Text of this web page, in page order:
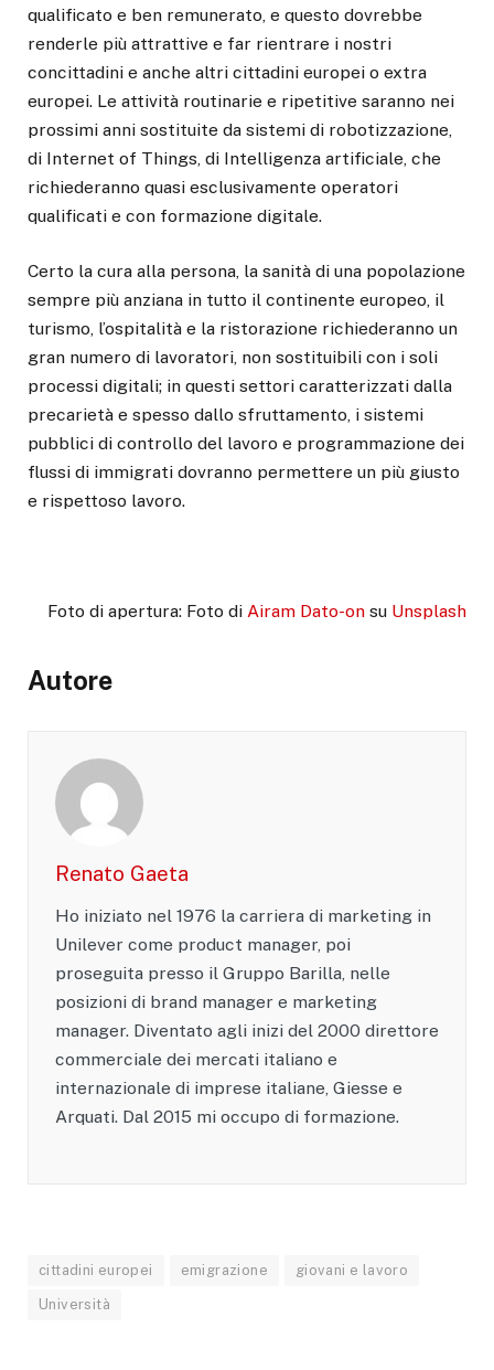
qualificato e ben remunerato, e questo dovrebbe
renderle più attrattive e far rientrare i nostri
concittadini e anche altri cittadini europei o extra
europei. Le attività routinarie e ripetitive saranno nei
prossimi anni sostituite da sistemi di robotizzazione,
di Internet of Things, di Intelligenza artificiale, che
richiederanno quasi esclusivamente operatori
qualificati e con formazione digitale.
Certo la cura alla persona, la sanità di una popolazione
sempre più anziana in tutto il continente europeo, il
turismo, l’ospitalità e la ristorazione richiederanno un
gran numero di lavoratori, non sostituibili con i soli
processi digitali; in questi settori caratterizzati dalla
precarietà e spesso dallo sfruttamento, i sistemi
pubblici di controllo del lavoro e programmazione dei
flussi di immigrati dovranno permettere un più giusto
e rispettoso lavoro.
Foto di apertura: Foto di Airam Dato-on su Unsplash
Autore
Renato Gaeta
Ho iniziato nel 1976 la carriera di marketing in
Unilever come product manager, poi
proseguita presso il Gruppo Barilla, nelle
posizioni di brand manager e marketing
manager. Diventato agli inizi del 2000 direttore
commerciale dei mercati italiano e
internazionale di imprese italiane, Giesse e
Arquati. Dal 2015 mi occupo di formazione.
cittadini europei emigrazione giovani e lavoro
Università